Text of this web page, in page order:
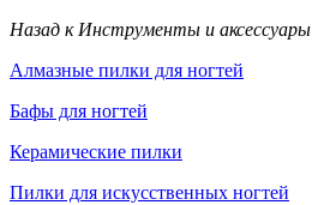
Назад к Инструменты и аксессуары
Алмазные пилки для ногтей
Бафы для ногтей
Керамические пилки
Пилки для искусственных ногтей